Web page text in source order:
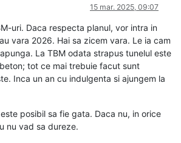
15 mar. 2025, 09:07
uri. Daca respecta planul, vor intra in
vara 2026. Hai sa zicem vara. Le ia cam
La TBM odata strapus tunelul este
tot ce mai trebuie facut sunt
Inca un an cu indulgenta si ajungem la
posibil sa fie gata. Daca nu, in orice
nu vad sa dureze.